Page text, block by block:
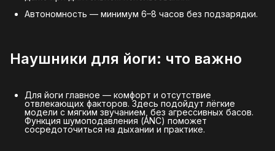
Автономность — минимум 6–8 часов без подзарядки.
Наушники для йоги: что важно
Для йоги главное — комфорт и отсутствие
отвлекающих факторов. Здесь подойдут лёгкие
модели с мягким звучанием, без агрессивных басов.
Функция шумоподавления (ANC) поможет
сосредоточиться на дыхании и практике.